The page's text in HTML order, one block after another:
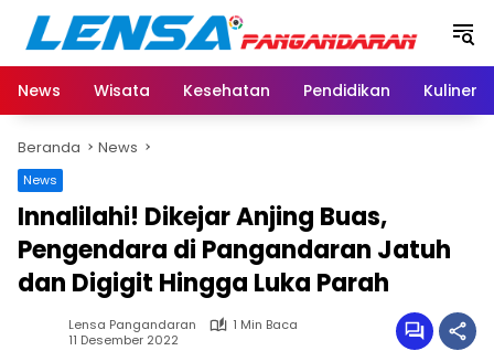
Langsung
konten
News
Wisata Kesehatan Pendidikan Kuliner
Beranda News
News
Innalilahi! Dikejar Anjing Buas,
Pengendara di Pangandaran Jatuh
dan Digigit Hingga Luka Parah
Lensa Pangandaran
1 Min Baca
11 Desember 2022